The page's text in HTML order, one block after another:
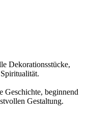
Dekorationsstücke,
Geschichte, beginnend
Gestaltung.